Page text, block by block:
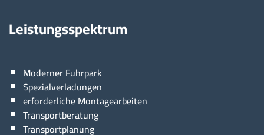
Leistungsspektrum
Moderner Fuhrpark
Spezialverladungen
erforderliche Montagearbeiten
Transportberatung
Transportplanung